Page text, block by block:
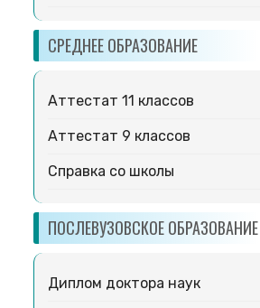
СРЕДНЕЕ ОБРАЗОВАНИЕ
Аттестат 11 классов
Аттестат 9 классов
Справка со школы
ПОСЛЕВУЗОВСКОЕ ОБРАЗОВАНИЕ
Диплом доктора наук